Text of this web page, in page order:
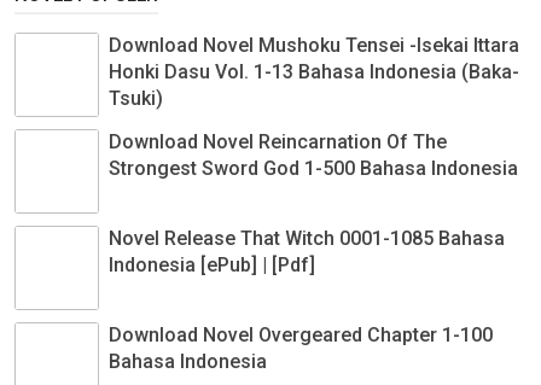
Download Novel Mushoku Tensei -Isekai Ittara
Honki Dasu Vol. 1-13 Bahasa Indonesia (Baka-
Tsuki)
Download Novel Reincarnation Of The
Strongest Sword God 1-500 Bahasa Indonesia
Novel Release That Witch 0001-1085 Bahasa
Indonesia [ePub] | [Pdf]
Download Novel Overgeared Chapter 1-100
Bahasa Indonesia